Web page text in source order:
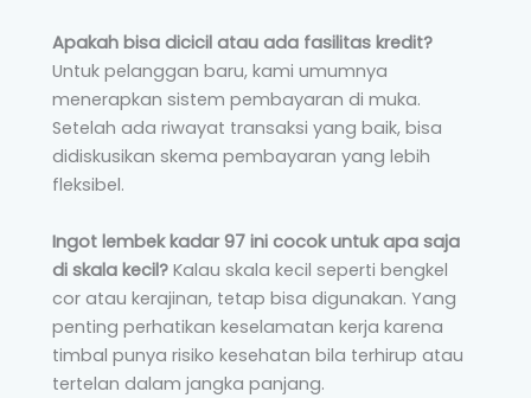
Apakah bisa dicicil atau ada fasilitas kredit?
Untuk pelanggan baru, kami umumnya
menerapkan sistem pembayaran di muka.
Setelah ada riwayat transaksi yang baik, bisa
didiskusikan skema pembayaran yang lebih
fleksibel.
Ingot lembek kadar 97 ini cocok untuk apa saja
di skala kecil? Kalau skala kecil seperti bengkel
cor atau kerajinan, tetap bisa digunakan. Yang
penting perhatikan keselamatan kerja karena
timbal punya risiko kesehatan bila terhirup atau
tertelan dalam jangka panjang.